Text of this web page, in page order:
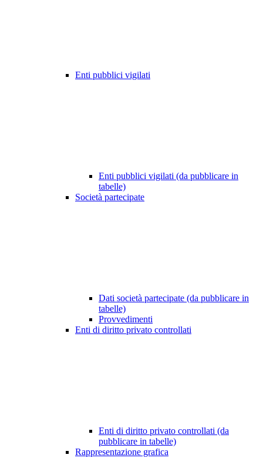
Enti pubblici vigilati
Enti pubblici vigilati (da pubblicare in
tabelle)
Società partecipate
Dati società partecipate (da pubblicare in
tabelle)
Provvedimenti
Enti di diritto privato controllati
Enti di diritto privato controllati (da
pubblicare in tabelle)
Rappresentazione grafica